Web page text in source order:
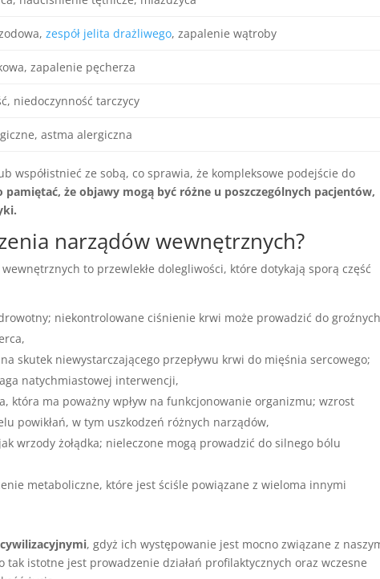
zespół jelita drażliwego, zapalenie wątroby
zapalenie pęcherza
niedoczynność tarczycy
astma alergiczna
współistnieć ze sobą, co sprawia, że kompleksowe podejście do
pamiętać, że objawy mogą być różne u poszczególnych pacjentów,
narządów wewnętrznych?
to przewlekłe dolegliwości, które dotykają sporą część
niekontrolowane ciśnienie krwi może prowadzić do groźnych
skutek niewystarczającego przepływu krwi do mięśnia sercowego;
natychmiastowej interwencji,
która ma poważny wpływ na funkcjonowanie organizmu; wzrost
powikłań, w tym uszkodzeń różnych narządów,
wrzody żołądka; nieleczone mogą prowadzić do silnego bólu
metaboliczne, które jest ściśle powiązane z wieloma innymi
, gdyż ich występowanie jest mocno związane z
istotne jest prowadzenie działań profilaktycznych oraz wczesne